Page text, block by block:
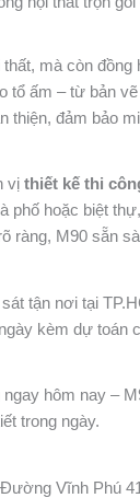
mà còn đồng
tổ ấm – từ bản
thiện, đảm bảo
vị thiết kế thi
phố hoặc biệt
ràng, M90 sẵn
tận nơi tại
kèm dự toán
hôm nay –
trong ngày.
Vĩnh Phú